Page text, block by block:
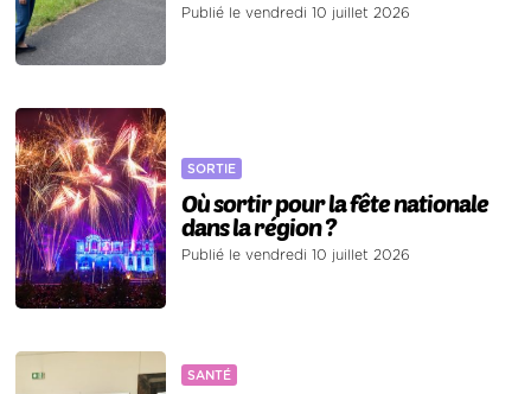
Publié le vendredi 10 juillet 2026
SORTIE
Où sortir pour la fête nationale
dans la région ?
Publié le vendredi 10 juillet 2026
SANTÉ